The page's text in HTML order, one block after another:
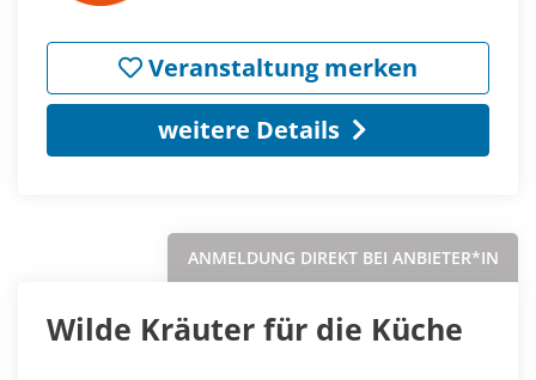
Veranstaltung merken
weitere Details
ANMELDUNG DIREKT BEI ANBIETER*IN
Wilde Kräuter für die Küche